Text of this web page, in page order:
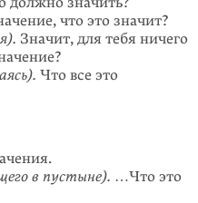
что это значит?
Значит, для тебя ничего
Что все это
в пустыне). …Что это